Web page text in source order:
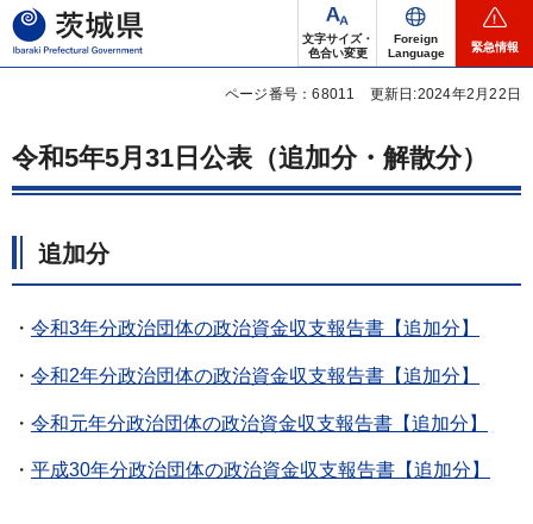
茨城県
文字サイズ・
色合い変更
Foreign
Language
緊急情報
ページ番号：68011 更新日:2024年2月22日
令和5年5月31日公表（追加分・解散分）
追加分
・ 令和3年分政治団体の政治資金収支報告書【追加分】
・ 令和2年分政治団体の政治資金収支報告書【追加分】
・ 令和元年分政治団体の政治資金収支報告書【追加分】
・ 平成30年分政治団体の政治資金収支報告書【追加分】